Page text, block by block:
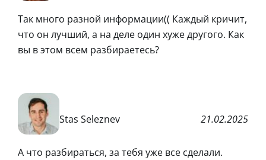
Так много разной информации(( Каждый кричит,
что он лучший, а на деле один хуже другого. Как
вы в этом всем разбираетесь?
Stas Seleznev 21.02.2025
А что разбираться, за тебя уже все сделали.